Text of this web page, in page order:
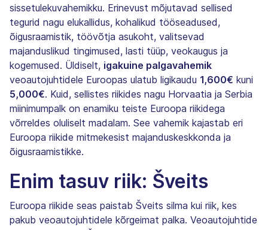
sissetulekuvahemikku. Erinevust mõjutavad sellised
tegurid nagu elukallidus, kohalikud tööseadused,
õigusraamistik, töövõtja asukoht, valitsevad
majanduslikud tingimused, lasti tüüp, veokaugus ja
kogemused. Üldiselt, igakuine palgavahemik
veoautojuhtidele Euroopas ulatub ligikaudu 1,600€ kuni
5,000€. Kuid, sellistes riikides nagu Horvaatia ja Serbia
miinimumpalk on enamiku teiste Euroopa riikidega
võrreldes oluliselt madalam. See vahemik kajastab eri
Euroopa riikide mitmekesist majanduskeskkonda ja
õigusraamistikke.
Enim tasuv riik: Šveits
Euroopa riikide seas paistab Šveits silma kui riik, kes
pakub veoautojuhtidele kõrgeimat palka. Veoautojuhtide